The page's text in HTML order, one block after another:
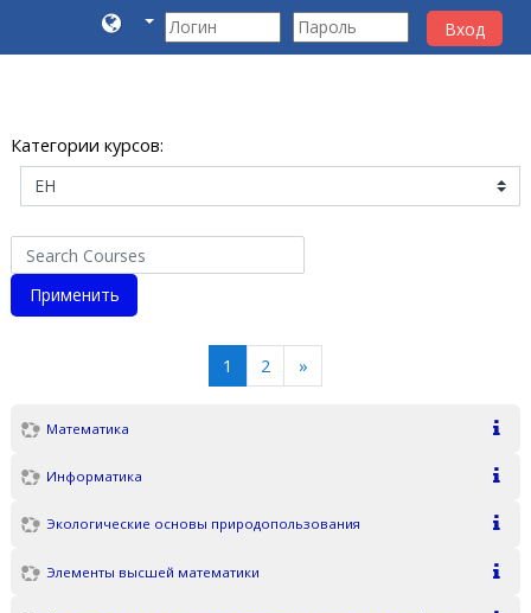
Вход
Категории курсов:
Search Courses
Применить
1 (текущая)
2 »Далее
Математика
Информатика
Экологические основы природопользования
Элементы высшей математики